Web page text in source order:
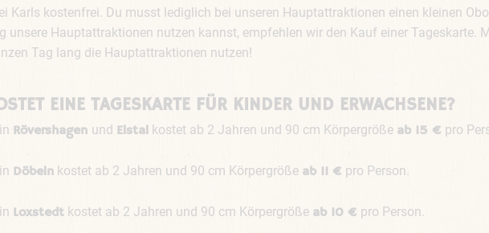
Karls kostenfrei. Du musst lediglich bei unseren Hauptattraktionen einen kleinen
unsere Hauptattraktionen nutzen kannst, empfehlen wir den Kauf einer Tageskarte.
Tag lang die Hauptattraktionen nutzen!
EINE TAGESKARTE FÜR KINDER UND ERWACHSENE?
Rövershagen und Elstalkostet ab 2 Jahren und 90 cm Körpergröße ab 15 € pro
Döbelnkostet ab 2 Jahren und 90 cm Körpergröße ab 11 € pro Person.
Loxstedtkostet ab 2 Jahren und 90 cm Körpergröße ab 10 € pro Person.